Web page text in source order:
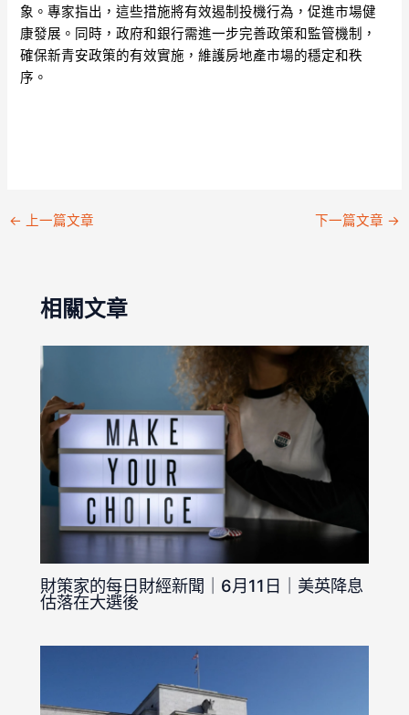
象。專家指出，這些措施將有效遏制投機行為，促進市場健
康發展。同時，政府和銀行需進一步完善政策和監管機制，
確保新青安政策的有效實施，維護房地產市場的穩定和秩
序。
← 上一篇文章 下一篇文章 →
相關文章
財策家的每日財經新聞｜6月11日｜美英降息
估落在大選後